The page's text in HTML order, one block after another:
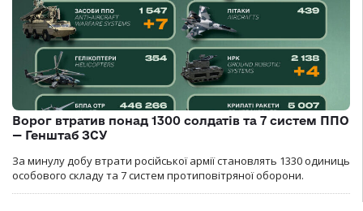
Ворог втратив понад 1300 солдатів та 7 систем ППО
— Генштаб ЗСУ
За минулу добу втрати російської армії становлять 1330 одиниць
особового складу та 7 систем протиповітряної оборони.